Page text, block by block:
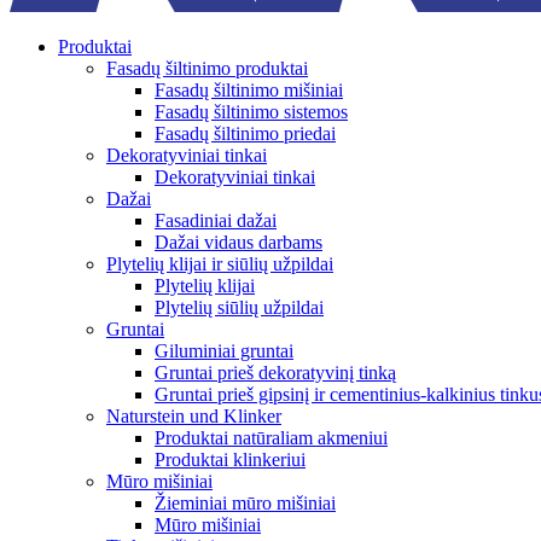
Produktai
Fasadų šiltinimo produktai
Fasadų šiltinimo mišiniai
Fasadų šiltinimo sistemos
Fasadų šiltinimo priedai
Dekoratyviniai tinkai
Dekoratyviniai tinkai
Dažai
Fasadiniai dažai
Dažai vidaus darbams
Plytelių klijai ir siūlių užpildai
Plytelių klijai
Plytelių siūlių užpildai
Gruntai
Giluminiai gruntai
Gruntai prieš dekoratyvinį tinką
Gruntai prieš gipsinį ir cementinius-kalkinius
Naturstein und Klinker
Produktai natūraliam akmeniui
Produktai klinkeriui
Mūro mišiniai
Žieminiai mūro mišiniai
Mūro mišiniai